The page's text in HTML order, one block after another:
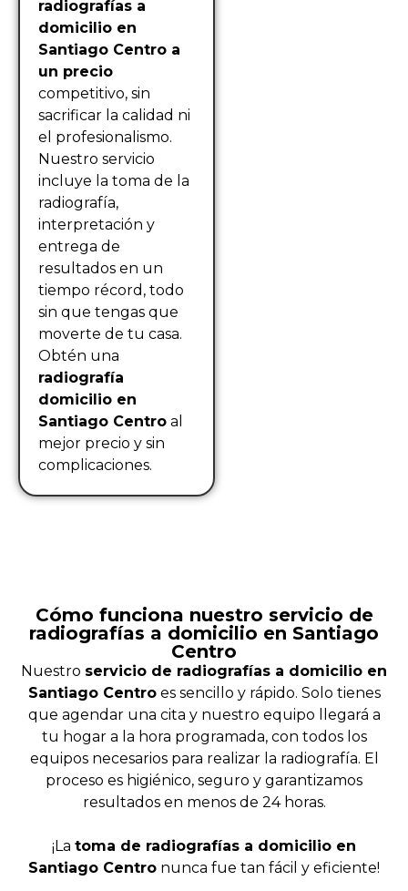
radiografías a
domicilio en
Santiago Centro a
un precio
competitivo, sin
sacrificar la calidad ni
el profesionalismo.
Nuestro servicio
incluye la toma de la
radiografía,
interpretación y
entrega de
resultados en un
tiempo récord, todo
sin que tengas que
moverte de tu casa.
Obtén una
radiografía
domicilio en
Santiago Centro al
mejor precio y sin
complicaciones.
Cómo funciona nuestro servicio de
radiografías a domicilio en Santiago
Centro
Nuestro servicio de radiografías a domicilio en
Santiago Centroes sencillo y rápido. Solo tienes
que agendar una cita y nuestro equipo llegará a
tu hogar a la hora programada, con todos los
equipos necesarios para realizar la radiografía. El
proceso es higiénico, seguro y garantizamos
resultados en menos de 24 horas.
¡La toma de radiografías a domicilio en
Santiago Centro nunca fue tan fácil y eficiente!